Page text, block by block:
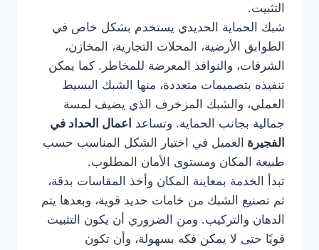
التثبيت.
شبك الحماية الحديدي يستخدم بشكل خاص في
الطوابق الأرضية، المحلات التجارية، المخازن،
الشرفات، والنوافذ المعرضة للمخاطر. كما يمكن
تنفيذه بتصميمات متعددة، منها الشبك البسيط
العملي، والشبك المزخرف الذي يضيف لمسة
جمالية بجانب الحماية. وتساعد اعمال الحداد في
الفجيرة العميل في اختيار الشكل المناسب حسب
طبيعة المكان ومستوى الأمان المطلوب.
تبدأ الخدمة بمعاينة المكان وأخذ المقاسات بدقة،
ثم تصنيع الشبك من خامات حديد قوية، وبعدها يتم
الدهان والتركيب. ومن الضروري أن يكون التثبيت
قويًا حتى لا يمكن فكه بسهولة، وأن تكون